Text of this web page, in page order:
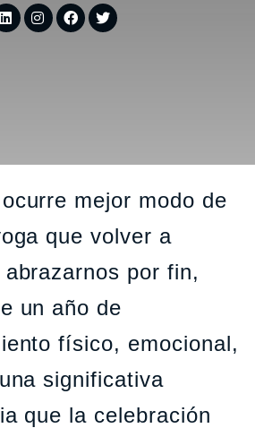
mejor modo de
que volver a
por fin,
un año de
físico, emocional,
significativa
que la celebración